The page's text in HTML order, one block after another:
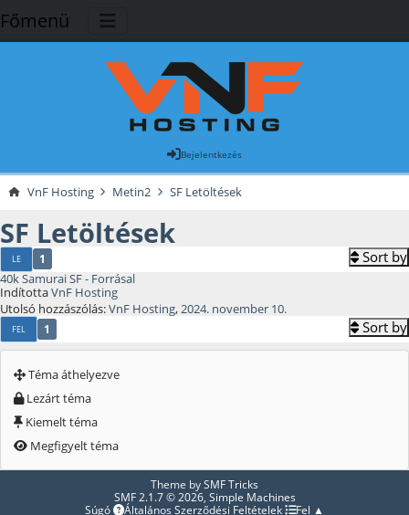
Főmenü
Bejelentkezés
VnF Hosting Metin2 SF Letöltések
SF Letöltések
LE 1 Sort by
40k Samurai SF - Forrásal
IndítottaVnF Hosting
Utolsó hozzászólás:VnF Hosting,2024. november 10.
FEL 1 Sort by
Téma áthelyezve
Lezárt téma
Kiemelt téma
Megfigyelt téma
Theme bySMF Tricks
SMF 2.1.7 © 2026, Simple Machines
Súgó
Általános Szerződési Feltételek Fel ▲